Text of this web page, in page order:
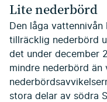
Lite nederbörd
Den låga
tillräcklig nederbörd
det under december
mindre nederbörd än
stora delar av södra